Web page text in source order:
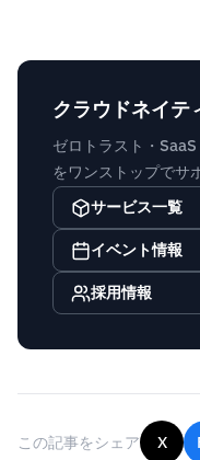
クラウドネイテ
ゼロトラスト・
をワンストップでサ
サービス一覧
イベント情報
採用情報
この記事をシェア X